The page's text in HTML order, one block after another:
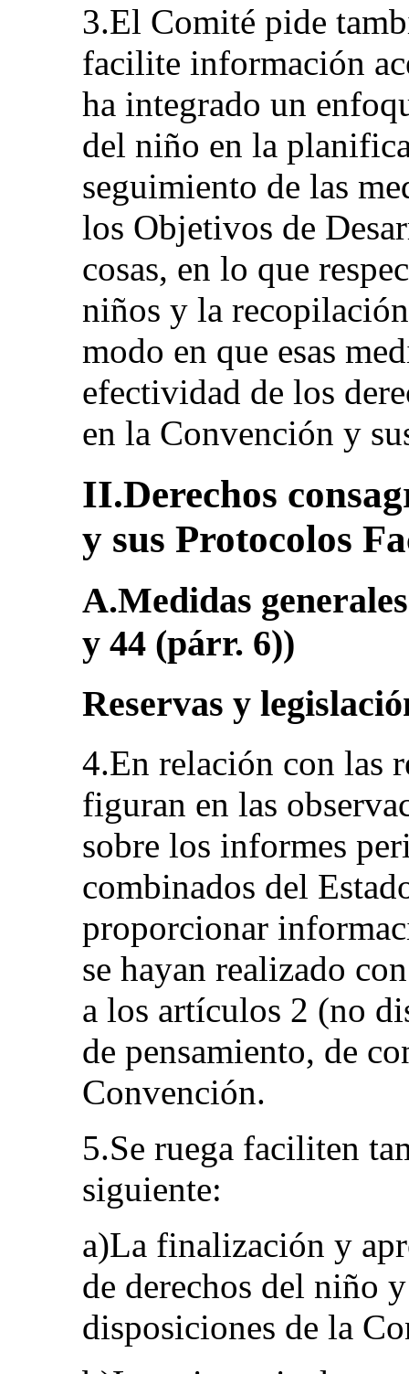
3.El Comité pide
facilite información
ha integrado un
del niño en la
seguimiento de las
los Objetivos de
cosas, en lo que
niños y la
modo en que esas
efectividad de los
en la Convención y
II.Derechos
y sus Protocolos
A.Medidas
y 44 (párr. 6))
Reservas y
4.En relación con las
figuran en las
sobre los informes
combinados del
proporcionar
se hayan realizado
a los artículos 2 (no
de pensamiento, de
Convención.
5.Se ruega faciliten
siguiente:
a)La finalización y
de derechos del niño
disposiciones de la